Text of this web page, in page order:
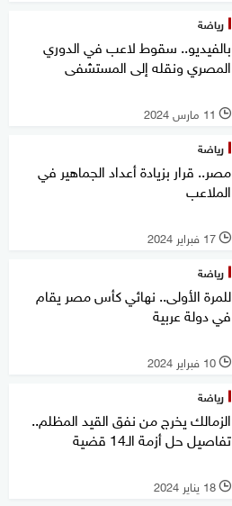
رياضة
بالفيديو.. سقوط لاعب في الدوري
المصري ونقله إلى المستشفى
l 11 مارس 2024
رياضة
مصر.. قرار بزيادة أعداد الجماهير في
الملاعب
l 17 فبراير 2024
رياضة
للمرة الأولى.. نهائي كأس مصر يقام
في دولة عربية
l 10 فبراير 2024
رياضة
الزمالك يخرج من نفق القيد المظلم..
تفاصيل حل أزمة الـ14 قضية
l 18 يناير 2024